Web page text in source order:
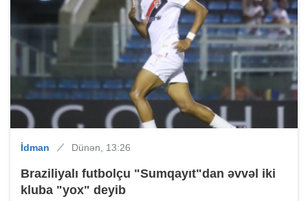
İdman Dünən, 13:26
Braziliyalı futbolçu "Sumqayıt"dan əvvəl iki
kluba "yox" deyib